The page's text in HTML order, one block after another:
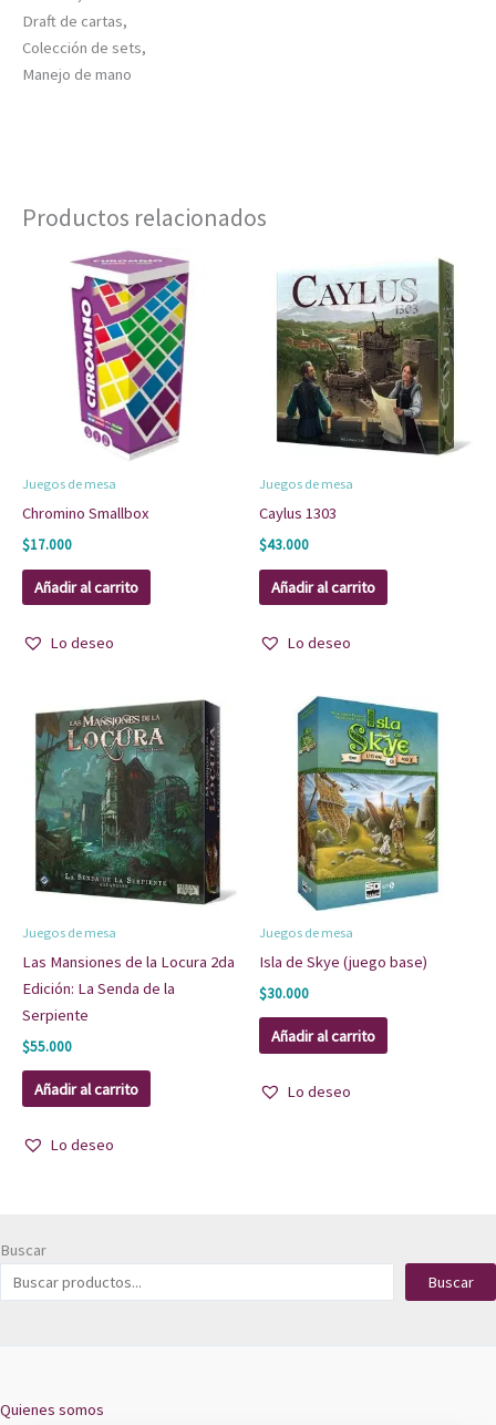
Draft de cartas,
Colección de sets,
Manejo de mano
Productos relacionados
Juegos de mesa
Chromino Smallbox
$17.000
Añadir al carrito
Lo deseo
Juegos de mesa
Caylus 1303
$43.000
Añadir al carrito
Lo deseo
Juegos de mesa
Las Mansiones de la Locura 2da
Edición: La Senda de la
Serpiente
$55.000
Añadir al carrito
Lo deseo
Juegos de mesa
Isla de Skye (juego base)
$30.000
Añadir al carrito
Lo deseo
Buscar
Buscar
Quienes somos